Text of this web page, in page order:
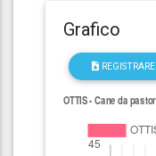
Grafico
REGISTRARE